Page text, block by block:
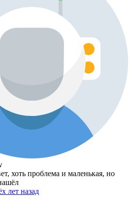
хоть проблема и маленькая, но
лет назад